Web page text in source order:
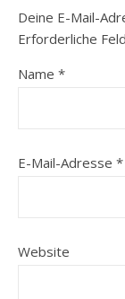
Deine E-Mail-
Erforderliche
Name *
E-Mail-Adresse *
Website